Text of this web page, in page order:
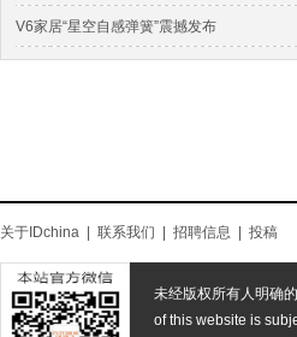
V6家居“星空自感弹簧”震撼发布
关于IDchina 联系我们 招聘信息 投稿
未经版权所有人明确
of this website is